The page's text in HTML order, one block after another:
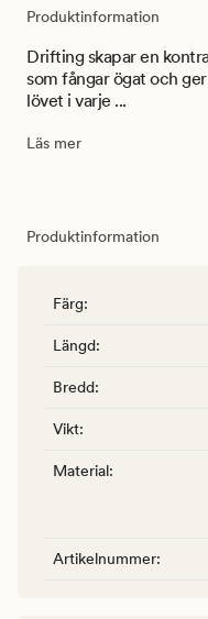
Produktinformation
Drifting skapar en
som fångar ögat och
lövet i varje ...
Läs mer
Produktinformation
Färg:
Längd:
Bredd:
Vikt:
Material:
Artikelnummer: